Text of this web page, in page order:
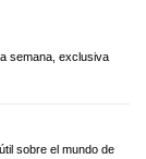
semana, exclusiva
sobre el mundo de